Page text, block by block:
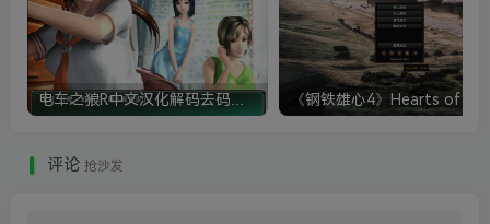
电车之狼R中文汉化解码去码硬盘完整破解版+MOD特典+全CG存档+攻略|修复卡顿
评论 抢沙发